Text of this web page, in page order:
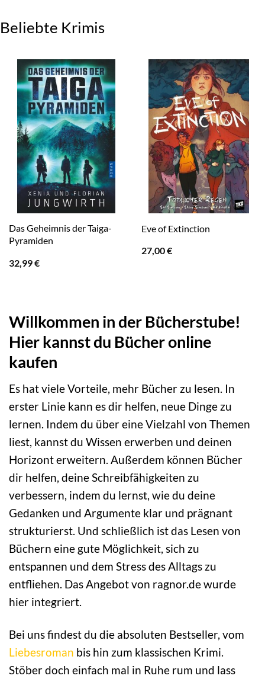
Beliebte Krimis
Das Geheimnis der Taiga-
Pyramiden
32,99€
Eve of Extinction
27,00€
Willkommen in der Bücherstube!
Hier kannst du Bücher online
kaufen
Es hat viele Vorteile, mehr Bücher zu lesen. In
erster Linie kann es dir helfen, neue Dinge zu
lernen. Indem du über eine Vielzahl von Themen
liest, kannst du Wissen erwerben und deinen
Horizont erweitern. Außerdem können Bücher
dir helfen, deine Schreibfähigkeiten zu
verbessern, indem du lernst, wie du deine
Gedanken und Argumente klar und prägnant
strukturierst. Und schließlich ist das Lesen von
Büchern eine gute Möglichkeit, sich zu
entspannen und dem Stress des Alltags zu
entfliehen. Das Angebot von ragnor.de wurde
hier integriert.
Bei uns findest du die absoluten Bestseller, vom
Liebesroman bis hin zum klassischen Krimi.
Stöber doch einfach mal in Ruhe rum und lass